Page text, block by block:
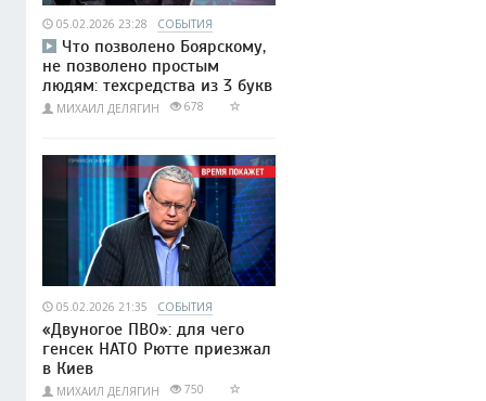
05.02.2026 23:28 СОБЫТИЯ
Что позволено Боярскому,
не позволено простым
людям: техсредства из 3 букв
МИХАИЛ ДЕЛЯГИН 678
05.02.2026 21:35 СОБЫТИЯ
«Двуногое ПВО»: для чего
генсек НАТО Рютте приезжал
в Киев
МИХАИЛ ДЕЛЯГИН 750